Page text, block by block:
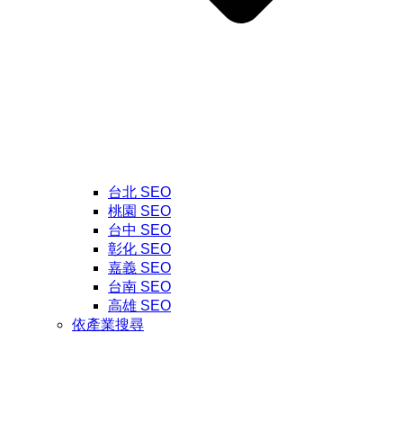
台北 SEO
桃園 SEO
台中 SEO
彰化 SEO
嘉義 SEO
台南 SEO
高雄 SEO
依產業搜尋